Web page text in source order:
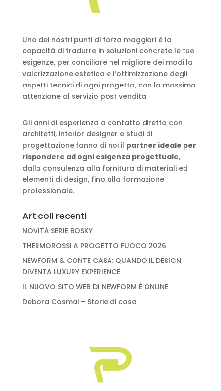
Uno dei nostri punti di forza maggiori è la
capacità di tradurre in soluzioni concrete le tue
esigenze, per conciliare nel migliore dei modi la
valorizzazione estetica e l’ottimizzazione degli
aspetti tecnici di ogni progetto, con la massima
attenzione al servizio post vendita.
Gli anni di esperienza a contatto diretto con
architetti, interior designer e studi di
progettazione fanno di noi il partner ideale per
rispondere ad ogni esigenza progettuale,
dalla consulenza alla fornitura di materiali ed
elementi di design, fino alla formazione
professionale.
Articoli recenti
NOVITÀ SERIE BOSKY
THERMOROSSI A PROGETTO FUOCO 2026
NEWFORM & CONTE CASA: QUANDO IL DESIGN
DIVENTA LUXURY EXPERIENCE
IL NUOVO SITO WEB DI NEWFORM È ONLINE
Debora Cosmai – Storie di casa